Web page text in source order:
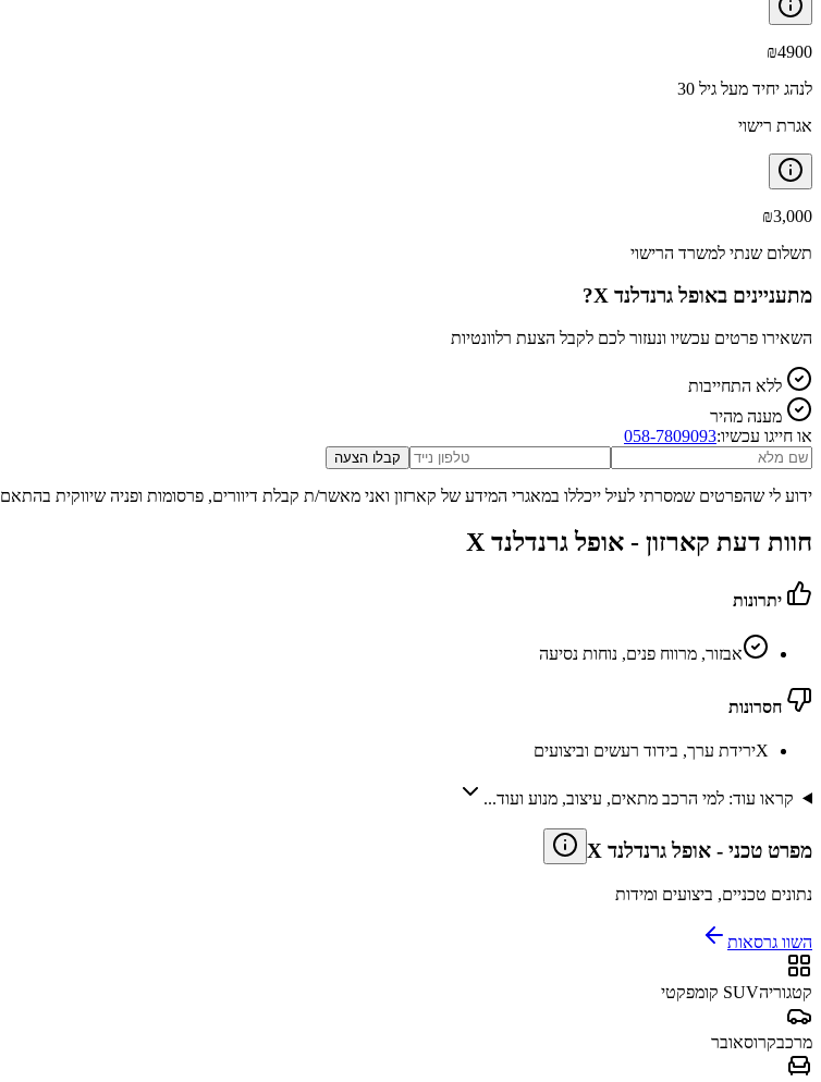
₪4900
לנהג יחיד מעל גיל 30
אגרת רישוי
₪3,000
תשלום שנתי למשרד הרישוי
מתעניינים באופל גרנדלנד X ?
השאירו פרטים עכשיו ונעזור לכם לקבל הצעת רלוונטיות
ללא התחייבות
מענה מהיר
או חייגו עכשיו:058-7809093
קבלו הצעה
ידוע לי שהפרטים שמסרתי לעיל ייכללו במאגרי המידע של קארזון ואני מאשר/ת קבלת דיוורים, פרסומות ופניה שיווקית בהתאם
חוות דעת קארזון - אופל גרנדלנד X
יתרונות
אבזור, מרווח פנים, נוחות נסיעה
חסרונות
Xירידת ערך, בידוד רעשים וביצועים
קראו עוד: למי הרכב מתאים, עיצוב, מנוע ועוד...
מפרט טכני - אופל גרנדלנד X
נתונים טכניים, ביצועים ומידות
השוו גרסאות
קטגוריהSUV קומפקטי
מרכבקרוסאובר